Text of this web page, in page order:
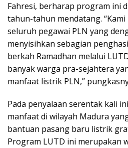
Fahresi, berharap program ini
tahun-tahun mendatang.
seluruh pegawai PLN yang
menyisihkan sebagian
berkah Ramadhan melalui
banyak warga pra-sejahtera
manfaat listrik PLN,”
Pada penyalaan serentak kali
manfaat di wilayah Madura
bantuan pasang baru listrik
Program LUTD ini merupakan